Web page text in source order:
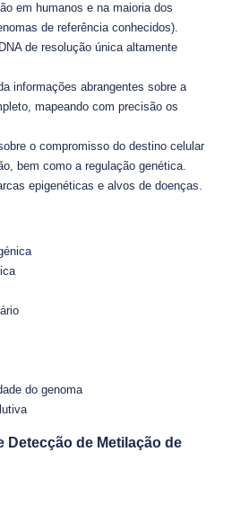
em humanos e na maioria dos
de referência conhecidos).
de resolução única altamente
informações abrangentes sobre a
mapeando com precisão os
o compromisso do destino celular
bem como a regulação genética.
epigenéticas e alvos de doenças.
do genoma
Detecção de Metilação de